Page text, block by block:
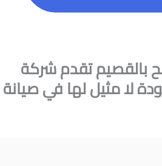
بالقصيمتقدم شركة
لا مثيل لها في صيانة